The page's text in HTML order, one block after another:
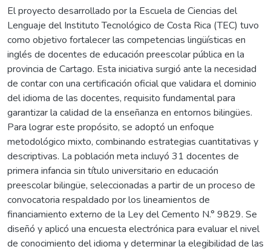
El proyecto desarrollado por la Escuela de Ciencias del
Lenguaje del Instituto Tecnológico de Costa Rica (TEC) tuvo
como objetivo fortalecer las competencias lingüísticas en
inglés de docentes de educación preescolar pública en la
provincia de Cartago. Esta iniciativa surgió ante la necesidad
de contar con una certificación oficial que validara el dominio
del idioma de las docentes, requisito fundamental para
garantizar la calidad de la enseñanza en entornos bilingües.
Para lograr este propósito, se adoptó un enfoque
metodológico mixto, combinando estrategias cuantitativas y
descriptivas. La población meta incluyó 31 docentes de
primera infancia sin título universitario en educación
preescolar bilingüe, seleccionadas a partir de un proceso de
convocatoria respaldado por los lineamientos de
financiamiento externo de la Ley del Cemento N.° 9829. Se
diseñó y aplicó una encuesta electrónica para evaluar el nivel
de conocimiento del idioma y determinar la elegibilidad de las